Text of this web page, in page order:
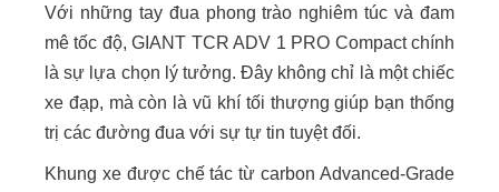
Với những tay đua phong trào nghiêm túc và đam
mê tốc độ, GIANT TCR ADV 1 PRO Compact chính
là sự lựa chọn lý tưởng. Đây không chỉ là một chiếc
xe đạp, mà còn là vũ khí tối thượng giúp bạn thống
trị các đường đua với sự tự tin tuyệt đối.
Khung xe được chế tác từ carbon Advanced-Grade